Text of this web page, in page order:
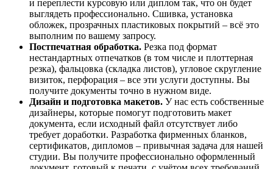
и переплести курсовую или диплом так, что он будет
выглядеть профессионально. Сшивка, установка
обложек, прозрачных пластиковых покрытий – всё это
выполним по вашему запросу.
Постпечатная обработка. Резка под формат
нестандартных отпечатков (в том числе и плоттерная
резка), фальцовка (складка листов), угловое скругление
визиток, перфорация – все эти услуги доступны. Вы
получите документы точно в нужном виде.
Дизайн и подготовка макетов. У нас есть собственные
дизайнеры, которые помогут подготовить макет
документа, если исходный файл отсутствует либо
требует доработки. Разработка фирменных бланков,
сертификатов, дипломов – привычная задача для нашей
студии. Вы получите профессионально оформленный